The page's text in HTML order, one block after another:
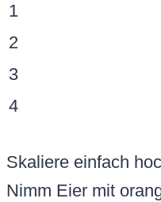
1
2
3
4
Skaliere einfach
Nimm Eier mit